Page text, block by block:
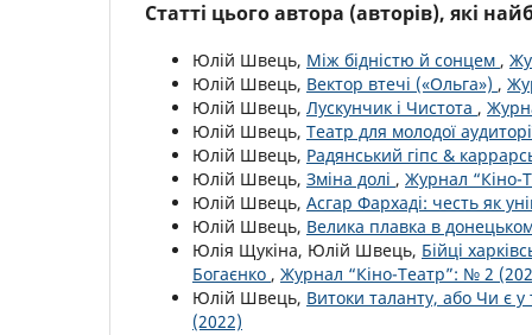
Статті цього автора (авторів), які
Юлій Швець, Між бідністю й сонцем ,
Юлій Швець, Вектор втечі («Ольга») ,
Юлій Швець, Лускунчик і Чистота ,
Юлій Швець, Театр для молодої
Юлій Швець, Радянський гіпс &
Юлій Швець, Зміна долі , Журнал “Кіно-
Юлій Швець, Асгар Фархаді: честь як
Юлій Швець, Велика плавка в
Юлія Щукіна, Юлій Швець, Бійці
Богаєнко , Журнал “Кіно-Театр”: № 2
Юлій Швець, Витоки таланту, або Чи є у
(2022)